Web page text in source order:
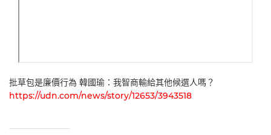
批草包是廉價行為 韓國瑜：我智商輸給其他候選人嗎？
https://udn.com/news/story/12653/3943518